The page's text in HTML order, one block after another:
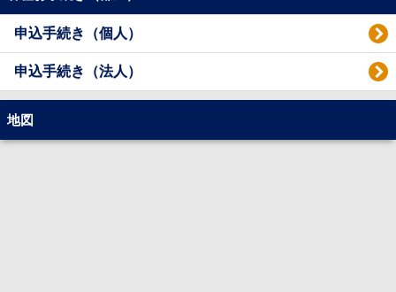
申込手続き（個人）
申込手続き（法人）
地図